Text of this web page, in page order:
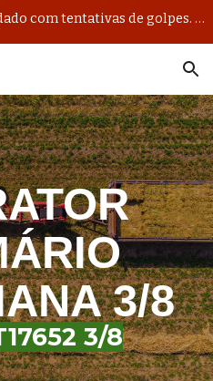
O Grupo Macam informa: cuidado com tentativas de golpes. Nosso único domínio oficial de e-mail é @macambrasil.com.br.
3/8
3/8